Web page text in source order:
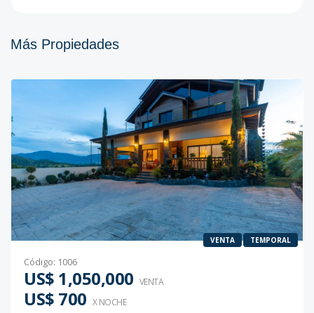
Más Propiedades
VENTA TEMPORAL
Código: 1006
US$ 1,050,000 VENTA
US$ 700 X NOCHE